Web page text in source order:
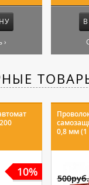
›
10%
0,8 мм (1